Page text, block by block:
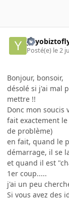
Posté(e) le 2
Bonjour, bonsoir,
désolé si j'ai mal
mettre !!
Donc mon soucis
fait exactement
de problème)
en fait, quand le
démarrage, il se
et quand il est
1er coup.....
j'ai un peu
Si vous avez des